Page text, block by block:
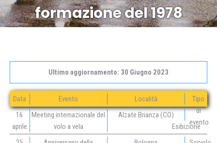
formazione del 1978
Ultimo aggiornamento: 30 Giugno 2023
Data Evento Località
Tipo
di
evento
16
aprile
Meeting internazionale del
volo a vela
Alzate Brianza (CO)
Esibizione